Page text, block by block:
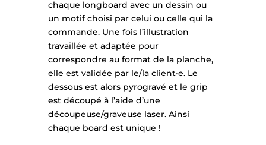
chaque longboard avec un dessin ou
un motif choisi par celui ou celle qui la
commande. Une fois l’illustration
travaillée et adaptée pour
correspondre au format de la planche,
elle est validée par le/la client·e. Le
dessous est alors pyrogravé et le grip
est découpé à l’aide d’une
découpeuse/graveuse laser. Ainsi
chaque board est unique !